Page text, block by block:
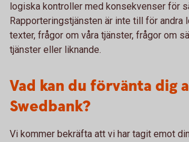
logiska kontroller med konsekvenser för
Rapporteringstjänsten är inte till för andra
texter, frågor om våra tjänster, frågor om
tjänster eller liknande.
Vad kan du förvänta dig
Swedbank?
Vi kommer bekräfta att vi har tagit emot